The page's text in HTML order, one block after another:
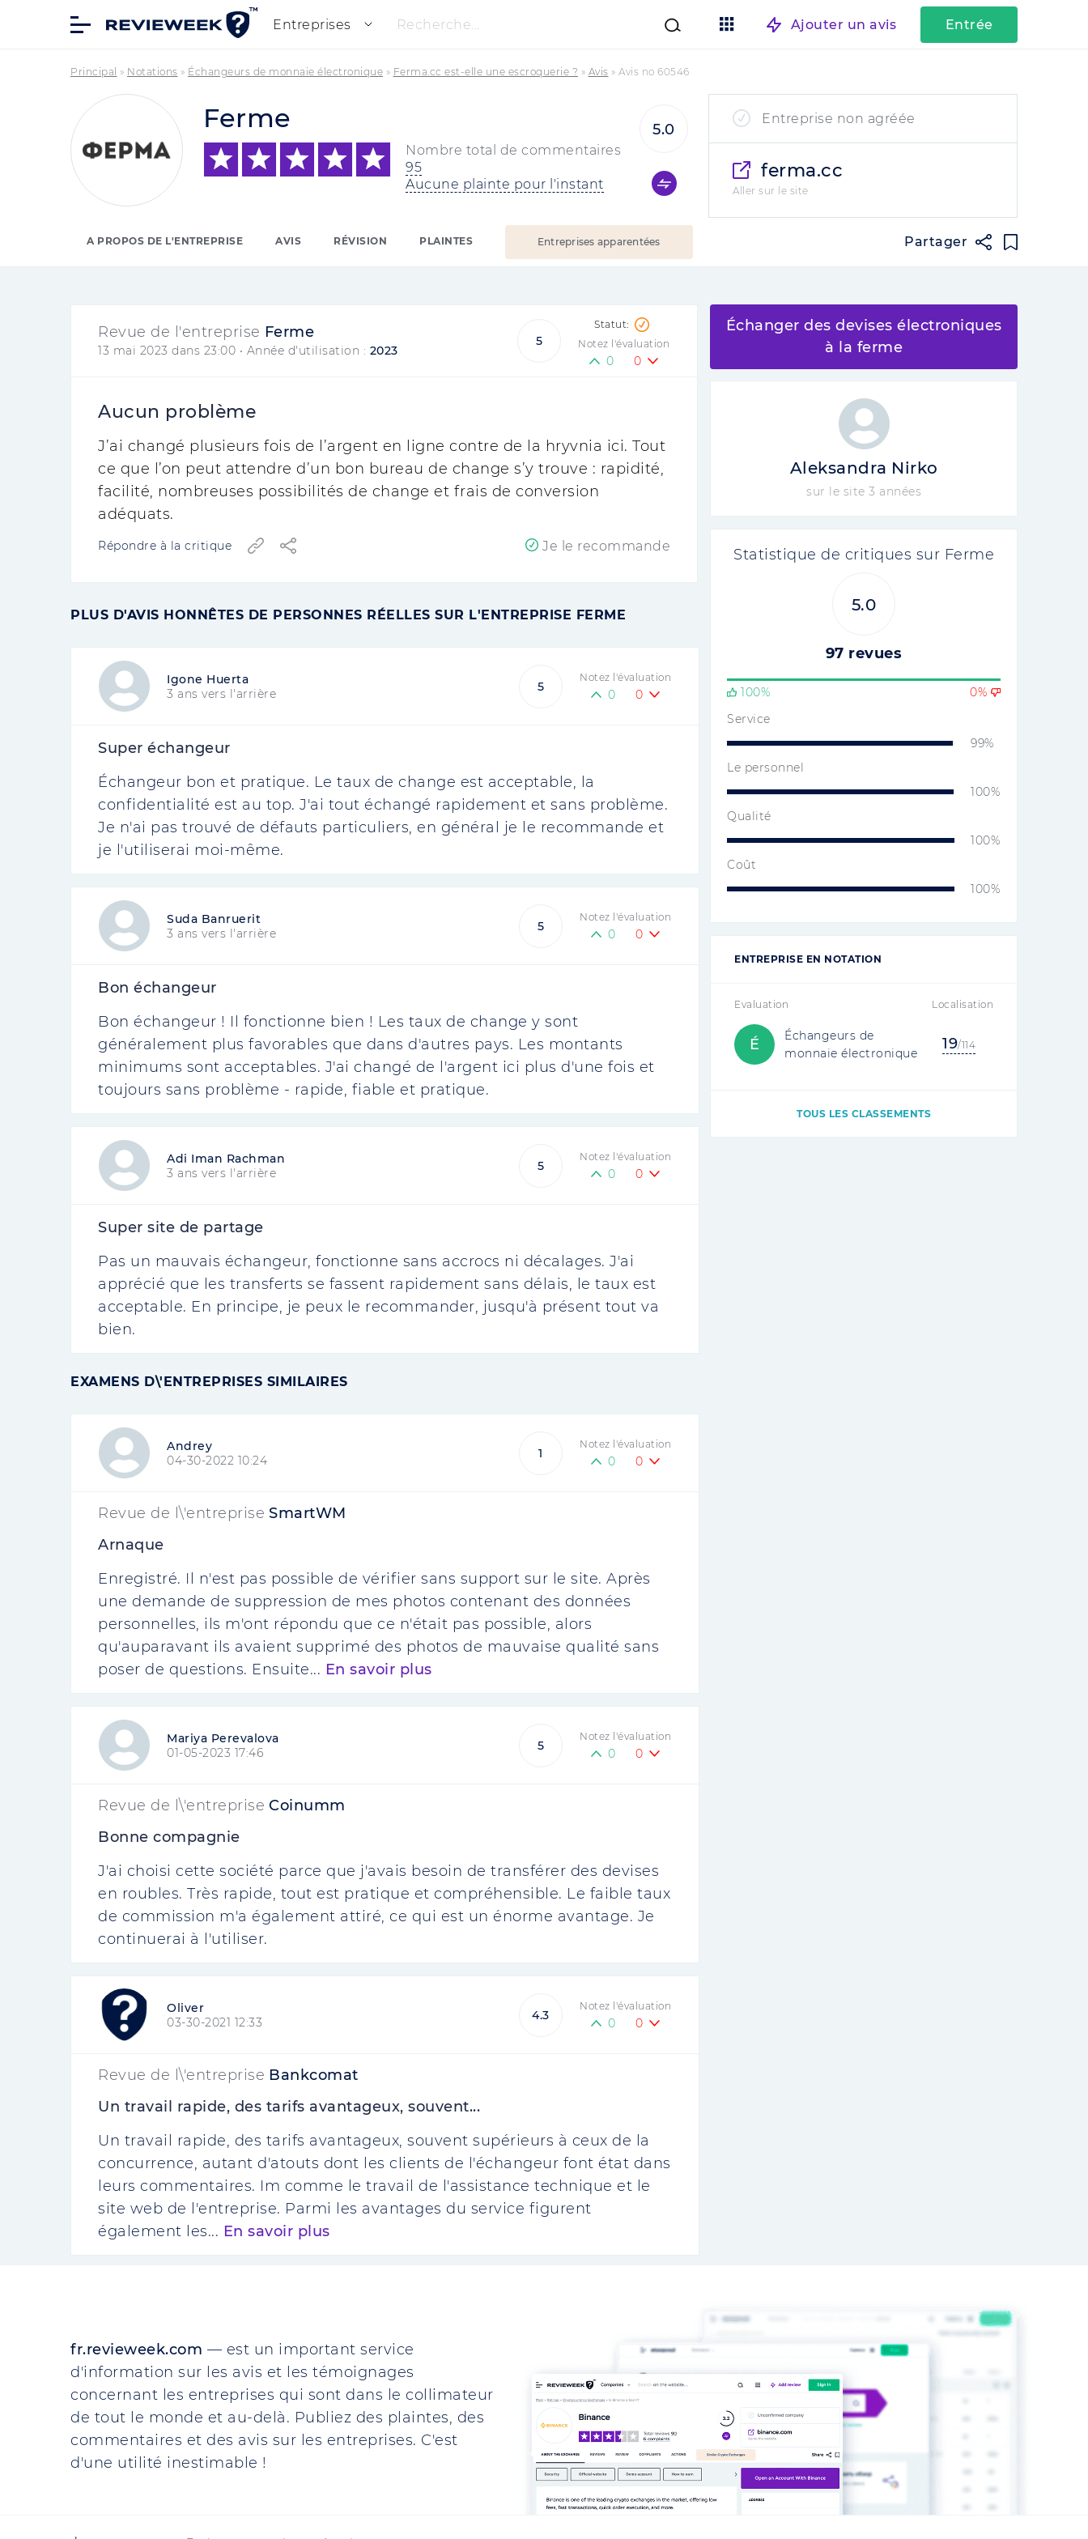
Entreprises Recherche... Ajouter un avis Entrée
Principal » Notations » Échangeurs de monnaie électronique » Ferma.cc est-elle une escroquerie ? » Avis » Avis no 60546
Ferme
Nombre total de commentaires
95
Aucune plainte pour l'instant
5.0
Entreprise non agréée
ferma.cc
Aller sur le site
A PROPOS DE L'ENTREPRISE AVIS RÉVISION PLAINTES Entreprises apparentées Partager
Revue de l'entreprise Ferme
13 mai 2023 dans 23:00 • Année d'utilisation : 2023
5 Notez l'évaluation
0 0
Aucun problème
J’ai changé plusieurs fois de l’argent en ligne contre de la hryvnia ici. Tout
ce que l’on peut attendre d’un bon bureau de change s’y trouve : rapidité,
facilité, nombreuses possibilités de change et frais de conversion
adéquats.
Répondre à la critique Je le recommande
PLUS D'AVIS HONNÊTES DE PERSONNES RÉELLES SUR L'ENTREPRISE FERME
Igone Huerta
3 ans vers l'arrière
5
Notez l'évaluation
0 0
Super échangeur
Échangeur bon et pratique. Le taux de change est acceptable, la
confidentialité est au top. J'ai tout échangé rapidement et sans problème.
Je n'ai pas trouvé de défauts particuliers, en général je le recommande et
je l'utiliserai moi-même.
Suda Banruerit
3 ans vers l'arrière
5
Notez l'évaluation
0 0
Bon échangeur
Bon échangeur ! Il fonctionne bien ! Les taux de change y sont
généralement plus favorables que dans d'autres pays. Les montants
minimums sont acceptables. J'ai changé de l'argent ici plus d'une fois et
toujours sans problème - rapide, fiable et pratique.
Adi Iman Rachman
3 ans vers l'arrière
5
Notez l'évaluation
0 0
Super site de partage
Pas un mauvais échangeur, fonctionne sans accrocs ni décalages. J'ai
apprécié que les transferts se fassent rapidement sans délais, le taux est
acceptable. En principe, je peux le recommander, jusqu'à présent tout va
bien.
EXAMENS D\'ENTREPRISES SIMILAIRES
Andrey
04-30-2022 10:24
1
Notez l'évaluation
0 0
Revue de l\'entreprise SmartWM
Arnaque
Enregistré. Il n'est pas possible de vérifier sans support sur le site. Après
une demande de suppression de mes photos contenant des données
personnelles, ils m'ont répondu que ce n'était pas possible, alors
qu'auparavant ils avaient supprimé des photos de mauvaise qualité sans
poser de questions. Ensuite... En savoir plus
Mariya Perevalova
01-05-2023 17:46
5
Notez l'évaluation
0 0
Revue de l\'entreprise Coinumm
Bonne compagnie
J'ai choisi cette société parce que j'avais besoin de transférer des devises
en roubles. Très rapide, tout est pratique et compréhensible. Le faible taux
de commission m'a également attiré, ce qui est un énorme avantage. Je
continuerai à l'utiliser.
Oliver
03-30-2021 12:33
4.3
Notez l'évaluation
0 0
Revue de l\'entreprise Bankcomat
Un travail rapide, des tarifs avantageux, souvent...
Un travail rapide, des tarifs avantageux, souvent supérieurs à ceux de la
concurrence, autant d'atouts dont les clients de l'échangeur font état dans
leurs commentaires. Im comme le travail de l'assistance technique et le
site web de l'entreprise. Parmi les avantages du service figurent
également les... En savoir plus
Échanger des devises électroniques
à la ferme
Aleksandra Nirko
sur le site 3 années
Statistique de critiques sur Ferme
5.0
97 revues
100%
0%
Service
99%
Le personnel
100%
Qualité
100%
Coût
100%
ENTREPRISE EN NOTATION
Evaluation Localisation
É
Échangeurs de
monnaie électronique
19/114
TOUS LES CLASSEMENTS
fr.revieweek.com — est un important service
d'information sur les avis et les témoignages
concernant les entreprises qui sont dans le collimateur
de tout le monde et au-delà. Publiez des plaintes, des
commentaires et des avis sur les entreprises. C'est
d'une utilité inestimable !